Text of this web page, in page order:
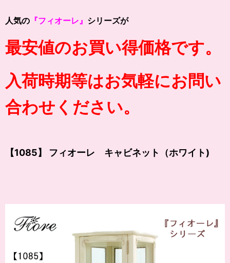
人気の 『フィオーレ』 シリーズが
最安値のお買い得価格です。
入荷時期等はお気軽にお問い
合わせください。
【1085】 フィオーレ キャビネット（ホワイト)